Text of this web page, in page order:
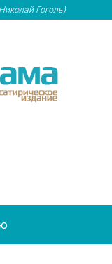
Гоголь)